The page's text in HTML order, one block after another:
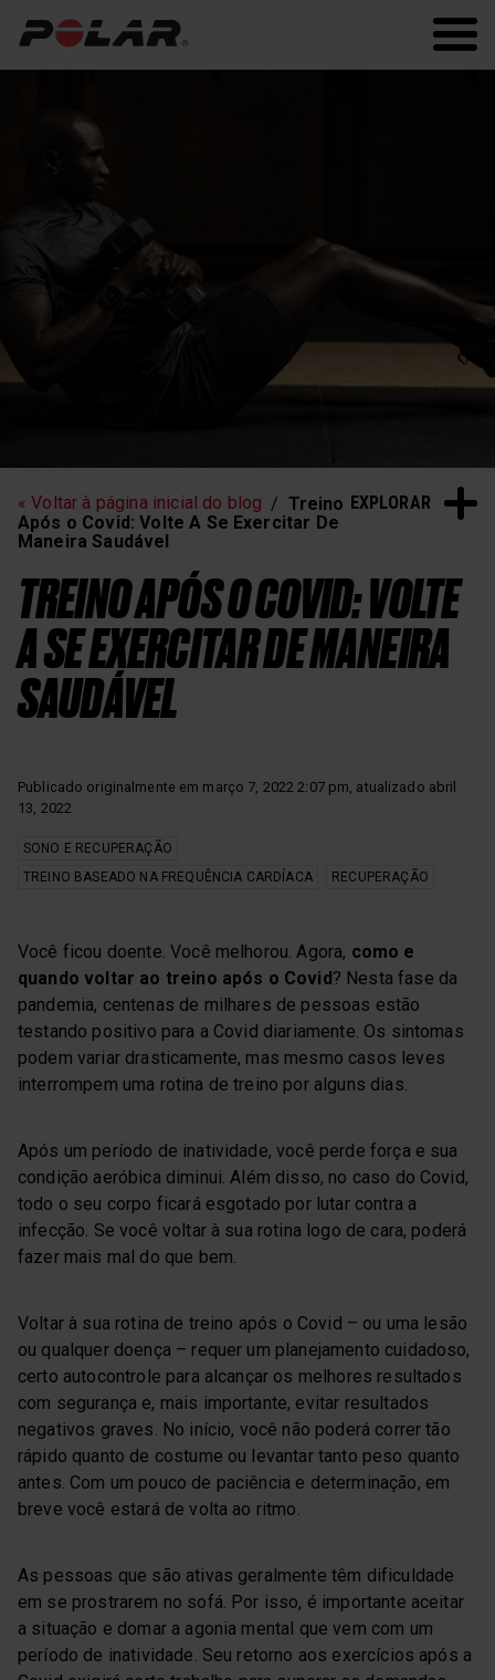
Polar Flow
EXPLORAR
« Voltar à página inicial do blog
Treino
Após o Covid: Volte A Se Exercitar De
Maneira Saudável
TREINO APÓS O COVID: VOLTE
A SE EXERCITAR DE MANEIRA
SAUDÁVEL
Publicado originalmente em março 7, 2022 2:07 pm, atualizado abril
13, 2022
SONO E RECUPERAÇÃO
TREINO BASEADO NA FREQUÊNCIA CARDÍACA
RECUPERAÇÃO
Você ficou doente. Você melhorou. Agora, como e
quando voltar ao treino após o Covid? Nesta fase da
pandemia, centenas de milhares de pessoas estão
testando positivo para a Covid diariamente. Os sintomas
podem variar drasticamente, mas mesmo casos leves
interrompem uma rotina de treino por alguns dias.
Após um período de inatividade, você perde força e sua
condição aeróbica diminui. Além disso, no caso do Covid,
todo o seu corpo ficará esgotado por lutar contra a
infecção. Se você voltar à sua rotina logo de cara, poderá
fazer mais mal do que bem.
Voltar à sua rotina de treino após o Covid – ou uma lesão
ou qualquer doença – requer um planejamento cuidadoso,
certo autocontrole para alcançar os melhores resultados
com segurança e, mais importante, evitar resultados
negativos graves. No início, você não poderá correr tão
rápido quanto de costume ou levantar tanto peso quanto
antes. Com um pouco de paciência e determinação, em
breve você estará de volta ao ritmo.
As pessoas que são ativas geralmente têm dificuldade
em se prostrarem no sofá. Por isso, é importante aceitar
a situação e domar a agonia mental que vem com um
período de inatividade. Seu retorno aos exercícios após a